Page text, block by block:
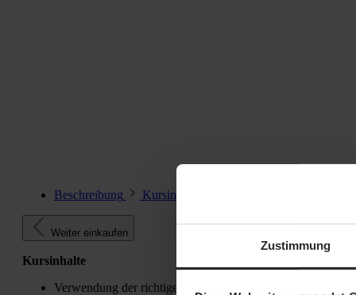
Zustimmung
Beschreibung KursinhalteVerwendung der richtigen
Weiter einkaufen
Kursinhalte
Verwendung der richtigen Sicherungsmaßnahmen